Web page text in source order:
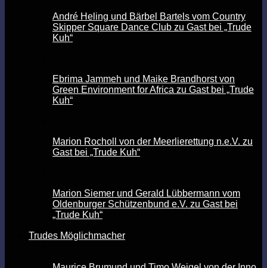
André Heling und Bärbel Bartels vom Country
Skipper Square Dance Club zu Gast bei „Trude
Kuh“
Ebrima Jammeh und Maike Brandhorst von
Green Environment for Africa zu Gast bei „Trude
Kuh“
Marion Rocholl von der Meerlierettung n.e.V. zu
Gast bei „Trude Kuh“
Marion Siemer und Gerald Lübbermann vom
Oldenburger Schützenbund e.V. zu Gast bei
„Trude Kuh“
Trudes Möglichmacher